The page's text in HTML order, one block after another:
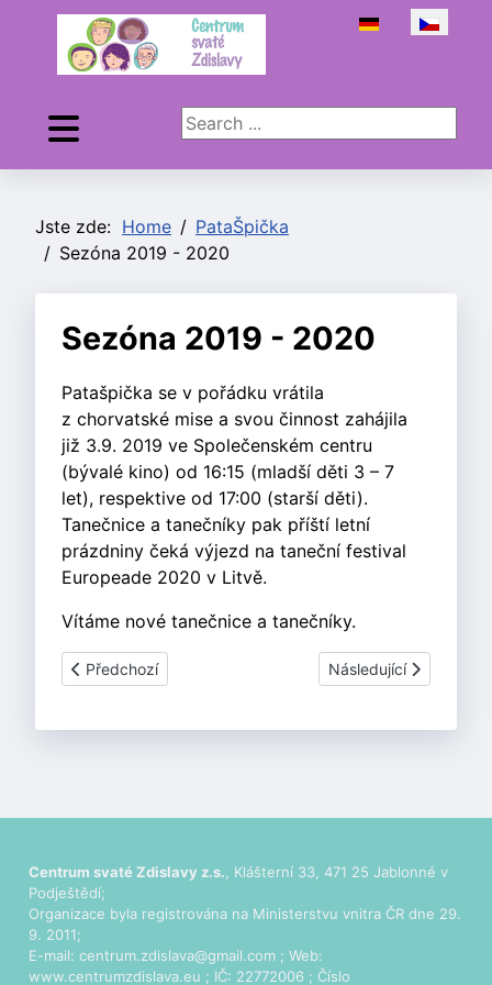
Zvolte jazyk
Search ...
Jste zde: Home
PataŠpička
Sezóna 2019 - 2020
Sezóna 2019 - 2020
Patašpička se v pořádku vrátila
z chorvatské mise a svou činnost zahájila
již 3.9. 2019 ve Společenském centru
(bývalé kino) od 16:15 (mladší děti 3 – 7
let), respektive od 17:00 (starší děti).
Tanečnice a tanečníky pak příští letní
prázdniny čeká výjezd na taneční festival
Europeade 2020 v Litvě.
Vítáme nové tanečnice a tanečníky.
Předchozí článek: Patašpička
Předchozí Další článek:
Následující
Centrum svaté Zdislavy z.s., Klášterní 33, 471 25 Jablonné v
Podještědí;
Organizace byla registrována na Ministerstvu vnitra ČR dne 29.
9. 2011;
E-mail: centrum.zdislava@gmail.com ; Web:
www.centrumzdislava.eu ; IČ: 22772006 ; Číslo